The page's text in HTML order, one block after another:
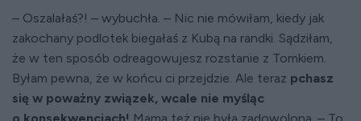
– Oszalałaś?! – wybuchła. – Nic nie mówiłam, kiedy jak
zakochany podlotek biegałaś z Kubą na randki. Sądziłam,
że w ten sposób odreagowujesz rozstanie z Tomkiem.
Byłam pewna, że w końcu ci przejdzie. Ale teraz pchasz
się w poważny związek, wcale nie myśląc